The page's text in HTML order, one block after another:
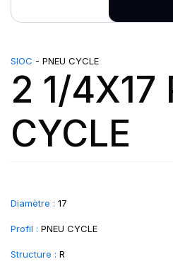
SIOC - PNEU CYCLE
2 1/4X17
CYCLE
Diamètre : 17
Profil : PNEU CYCLE
Structure : R